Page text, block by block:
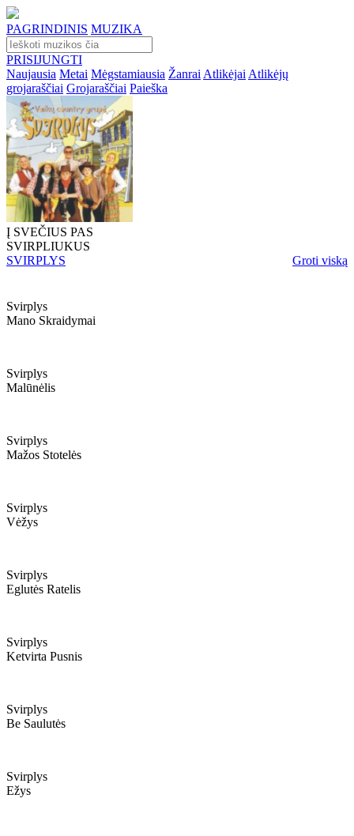
PAGRINDINIS MUZIKA
PRISIJUNGTI
Naujausia Metai Mėgstamiausia Žanrai Atlikėjai Atlikėjų
grojaraščiai Grojaraščiai Paieška
Į SVEČIUS PAS
SVIRPLIUKUS
SVIRPLYS
Groti viską
Svirplys
Mano Skraidymai
Svirplys
Malūnėlis
Svirplys
Mažos Stotelės
Svirplys
Vėžys
Svirplys
Eglutės Ratelis
Svirplys
Ketvirta Pusnis
Svirplys
Be Saulutės
Svirplys
Ežys